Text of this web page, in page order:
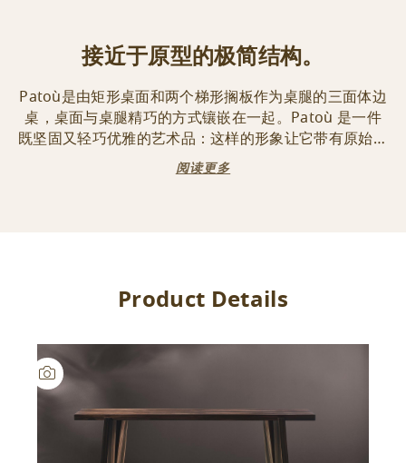
接近于原型的极简结构。
Patoù是由矩形桌面和两个梯形搁板作为桌腿的三面体边
桌，桌面与桌腿精巧的方式镶嵌在一起。Patoù 是一件
既坚固又轻巧优雅的艺术品：这样的形象让它带有原始的
味道，却也能完美的搭配在在现代的室内装饰中。
阅读更多
Product Details